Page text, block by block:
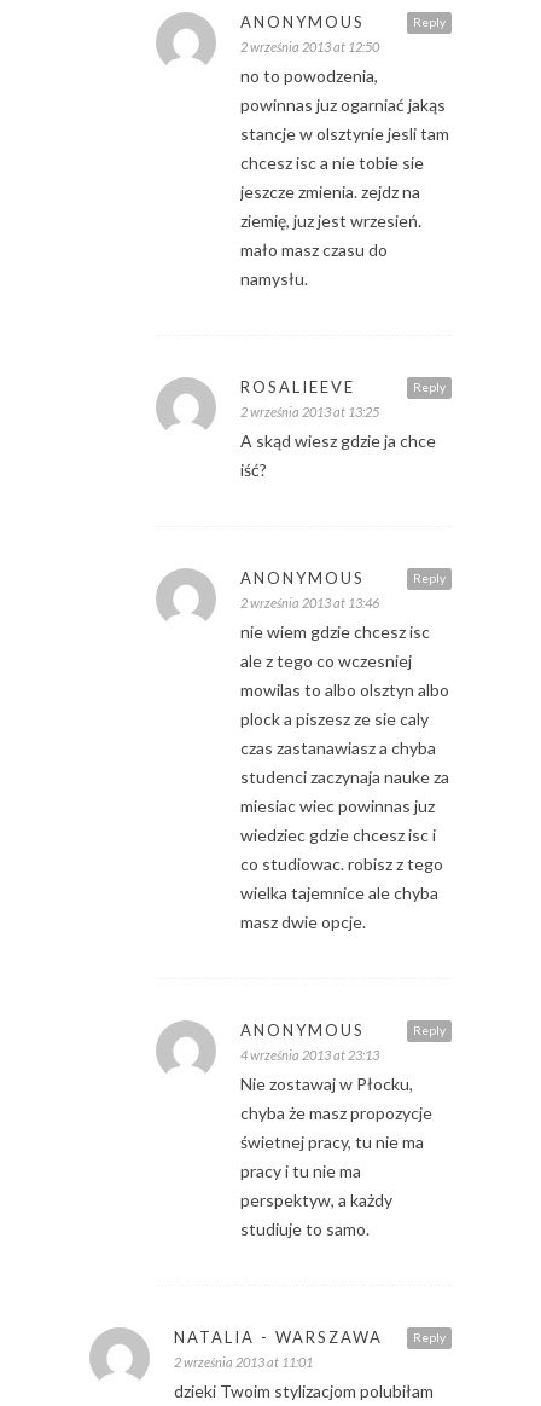
Reply
ANONYMOUS
2 września 2013 at 12:50
no to powodzenia,
powinnas juz ogarniać jakąs
stancje w olsztynie jesli tam
chcesz isc a nie tobie sie
jeszcze zmienia. zejdz na
ziemię, juz jest wrzesień.
mało masz czasu do
namysłu.
Reply
ROSALIEEVE
2 września 2013 at 13:25
A skąd wiesz gdzie ja chce
iść?
Reply
ANONYMOUS
2 września 2013 at 13:46
nie wiem gdzie chcesz isc
ale z tego co wczesniej
mowilas to albo olsztyn albo
plock a piszesz ze sie caly
czas zastanawiasz a chyba
studenci zaczynaja nauke za
miesiac wiec powinnas juz
wiedziec gdzie chcesz isc i
co studiowac. robisz z tego
wielka tajemnice ale chyba
masz dwie opcje.
Reply
ANONYMOUS
4 września 2013 at 23:13
Nie zostawaj w Płocku,
chyba że masz propozycje
świetnej pracy, tu nie ma
pracy i tu nie ma
perspektyw, a każdy
studiuje to samo.
Reply
NATALIA - WARSZAWA
2 września 2013 at 11:01
dzieki Twoim stylizacjom polubiłam